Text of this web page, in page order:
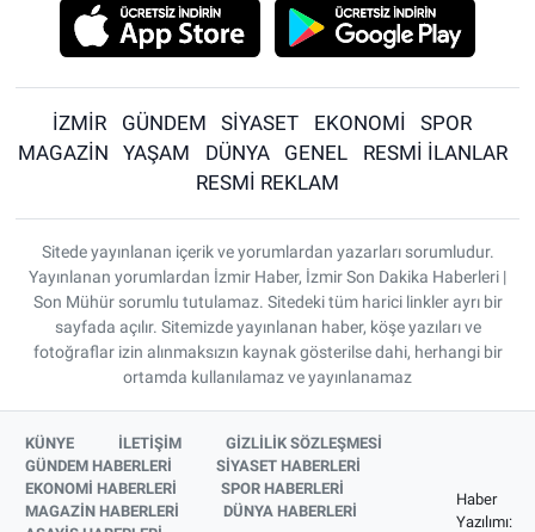
İZMİR GÜNDEM SİYASET EKONOMİ
SPOR
MAGAZİN
YAŞAM DÜNYA GENEL
RESMİ İLANLAR
RESMİ REKLAM
Sitede yayınlanan içerik ve yorumlardan yazarları sorumludur.
Yayınlanan yorumlardan İzmir Haber, İzmir Son Dakika Haberleri |
Son Mühür sorumlu tutulamaz. Sitedeki tüm harici linkler ayrı bir
sayfada açılır. Sitemizde yayınlanan haber, köşe yazıları ve
fotoğraflar izin alınmaksızın kaynak gösterilse dahi, herhangi bir
ortamda kullanılamaz ve yayınlanamaz
KÜNYE İLETİŞİM
GİZLİLİK SÖZLEŞMESİ
GÜNDEM HABERLERİ
SİYASET HABERLERİ
EKONOMİ HABERLERİ
SPOR HABERLERİ
MAGAZİN HABERLERİ
DÜNYA HABERLERİ
Haber
Yazılımı: